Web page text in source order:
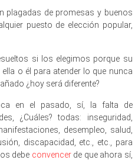
plagadas de promesas y buenos
puesto de elección popular,
si los elegimos porque su
o él para atender lo que nunca
¿hoy será diferente?
en el pasado, sí, la falta de
¿Cuáles? todas: inseguridad,
desempleo, salud,
discapacidad, etc., etc., para
debe convencerde que ahora sí,